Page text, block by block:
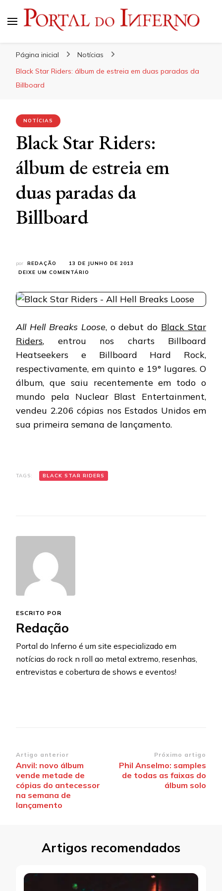
Página inicial
Notícias
Black Star Riders: álbum de estreia em duas paradas da
Billboard
NOTÍCIAS
Black Star Riders:
álbum de estreia em
duas paradas da
Billboard
por REDAÇÃO
13 DE JUNHO DE 2013
DEIXE UM COMENTÁRIO
RIDERS:
ÁLBUM
ESTREIA
DUAS
PARADAS
BILLBOARD
All Hell Breaks Loose, o debut do Black Star
Riders, entrou nos charts Billboard
Heatseekers e Billboard Hard Rock,
respectivamente, em quinto e 19° lugares. O
álbum, que saiu recentemente em todo o
mundo pela Nuclear Blast Entertainment,
vendeu 2.206 cópias nos Estados Unidos em
sua primeira semana de lançamento.
TAGS: BLACK STAR RIDERS
ESCRITO POR
Redação
Portal do Inferno é um site especializado em
notícias do rock n roll ao metal extremo, resenhas,
entrevistas e cobertura de shows e eventos!
Navegação
de
post
Artigo anterior
Anvil: novo álbum
vende metade de
cópias do antecessor
na semana de
lançamento
Próximo artigo
Phil Anselmo: samples
de todas as faixas do
álbum solo
Artigos recomendados